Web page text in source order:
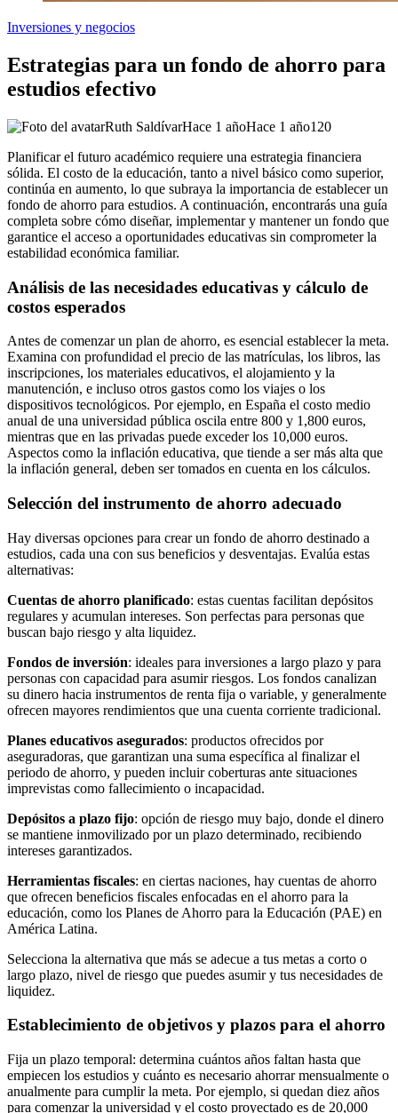
Inversiones y negocios
Estrategias para un fondo de ahorro para
estudios efectivo
Ruth SaldívarHace 1 añoHace 1 año120
Planificar el futuro académico requiere una estrategia financiera
sólida. El costo de la educación, tanto a nivel básico como superior,
continúa en aumento, lo que subraya la importancia de establecer un
fondo de ahorro para estudios. A continuación, encontrarás una guía
completa sobre cómo diseñar, implementar y mantener un fondo que
garantice el acceso a oportunidades educativas sin comprometer la
estabilidad económica familiar.
Análisis de las necesidades educativas y cálculo de
costos esperados
Antes de comenzar un plan de ahorro, es esencial establecer la meta.
Examina con profundidad el precio de las matrículas, los libros, las
inscripciones, los materiales educativos, el alojamiento y la
manutención, e incluso otros gastos como los viajes o los
dispositivos tecnológicos. Por ejemplo, en España el costo medio
anual de una universidad pública oscila entre 800 y 1,800 euros,
mientras que en las privadas puede exceder los 10,000 euros.
Aspectos como la inflación educativa, que tiende a ser más alta que
la inflación general, deben ser tomados en cuenta en los cálculos.
Selección del instrumento de ahorro adecuado
Hay diversas opciones para crear un fondo de ahorro destinado a
estudios, cada una con sus beneficios y desventajas. Evalúa estas
alternativas:
Cuentas de ahorro planificado: estas cuentas facilitan depósitos
regulares y acumulan intereses. Son perfectas para personas que
buscan bajo riesgo y alta liquidez.
Fondos de inversión: ideales para inversiones a largo plazo y para
personas con capacidad para asumir riesgos. Los fondos canalizan
su dinero hacia instrumentos de renta fija o variable, y generalmente
ofrecen mayores rendimientos que una cuenta corriente tradicional.
Planes educativos asegurados: productos ofrecidos por
aseguradoras, que garantizan una suma específica al finalizar el
periodo de ahorro, y pueden incluir coberturas ante situaciones
imprevistas como fallecimiento o incapacidad.
Depósitos a plazo fijo: opción de riesgo muy bajo, donde el dinero
se mantiene inmovilizado por un plazo determinado, recibiendo
intereses garantizados.
Herramientas fiscales: en ciertas naciones, hay cuentas de ahorro
que ofrecen beneficios fiscales enfocadas en el ahorro para la
educación, como los Planes de Ahorro para la Educación (PAE) en
América Latina.
Selecciona la alternativa que más se adecue a tus metas a corto o
largo plazo, nivel de riesgo que puedes asumir y tus necesidades de
liquidez.
Establecimiento de objetivos y plazos para el ahorro
Fija un plazo temporal: determina cuántos años faltan hasta que
empiecen los estudios y cuánto es necesario ahorrar mensualmente o
anualmente para cumplir la meta. Por ejemplo, si quedan diez años
para comenzar la universidad y el costo proyectado es de 20,000